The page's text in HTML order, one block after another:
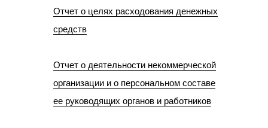
Отчет о целях расходования денежных
средств
Отчет о деятельности некоммерческой
организации и о персональном составе
ее руководящих органов и работников